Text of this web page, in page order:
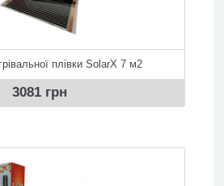
плівки SolarX 7 м2
3081 грн